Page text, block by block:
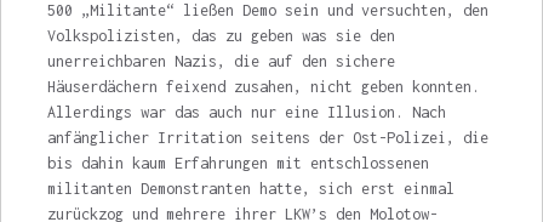
500 „Militante“ ließen Demo sein und versuchten, den
Volkspolizisten, das zu geben was sie den
unerreichbaren Nazis, die auf den sichere
Häuserdächern feixend zu­sahen, nicht geben konnten.
Allerdings war das auch nur eine Illusion. Nach
anfänglicher Irrita­tion seitens der Ost-Polizei, die
bis dahin kaum Erfahrungen mit entschlossenen
militanten Demonstranten hatte, sich erst einmal
zurück­zog und mehrere ihrer LKW’s den Molotow-